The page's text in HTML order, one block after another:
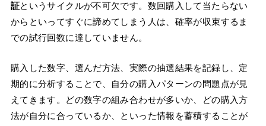
証というサイクルが不可欠です。数回購入して当たらない
からといってすぐに諦めてしまう人は、確率が収束するま
での試行回数に達していません。
購入した数字、選んだ方法、実際の抽選結果を記録し、定
期的に分析することで、自分の購入パターンの問題点が見
えてきます。どの数字の組み合わせが多いか、どの購入方
法が自分に合っているか、といった情報を蓄積することが